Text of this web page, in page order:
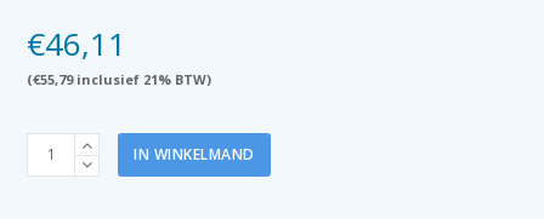
€46,11
(€55,79inclusief 21% BTW)
Koolmonoxide
melder
IN WINKELMAND